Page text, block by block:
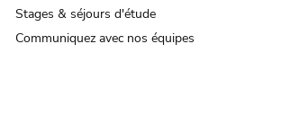
Stages & séjours d'étude
Communiquez avec nos équipes